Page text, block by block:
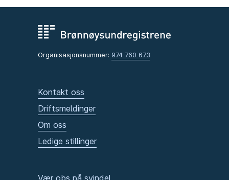
Organisasjonsnummer: 974 760 673
Kontakt oss
Driftsmeldinger
Om oss
Ledige stillinger